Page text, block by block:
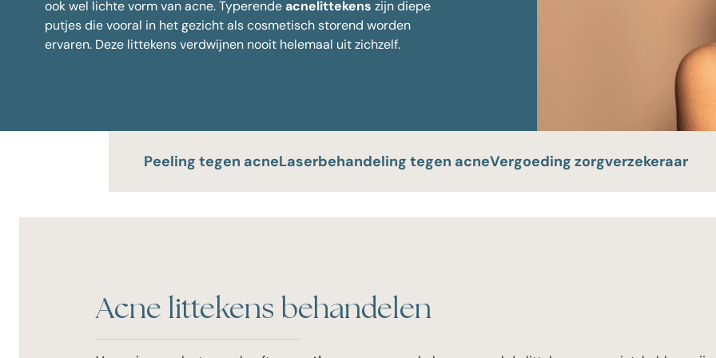
Alle behandelingen
ook wel lichte vorm vanacne. Typerendeacnelittekens zijn diepe
putjes die vooral in het gezicht als cosmetisch storend worden
ervaren. Deze littekens verdwijnen nooit helemaal uit zichzelf.
Peeling tegen acneLaserbehandeling tegen acneVergoeding zorgverzekeraar
Acne littekens behandelen